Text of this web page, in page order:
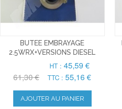
BUTEE EMBRAYAGE
2.5WRX+VERSIONS DIESEL
61,30 €
HT : 45,59 €
TTC : 55,16 €
AJOUTER AU PANIER